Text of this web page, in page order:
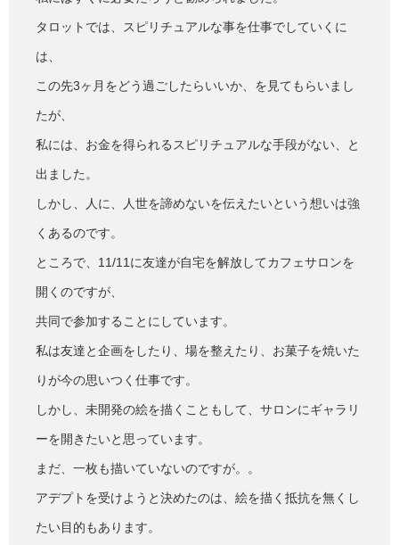
タロットでは、スピリチュアルな事を仕事でしていくに
は、
この先3ヶ月をどう過ごしたらいいか、を見てもらいまし
たが、
私には、お金を得られるスピリチュアルな手段がない、と
出ました。
しかし、人に、人世を諦めないを伝えたいという想いは強
くあるのです。
ところで、11/11に友達が自宅を解放してカフェサロンを
開くのですが、
共同で参加することにしています。
私は友達と企画をしたり、場を整えたり、お菓子を焼いた
りが今の思いつく仕事です。
しかし、未開発の絵を描くこともして、サロンにギャラリ
ーを開きたいと思っています。
まだ、一枚も描いていないのですが。。
アデプトを受けようと決めたのは、絵を描く抵抗を無くし
たい目的もあります。